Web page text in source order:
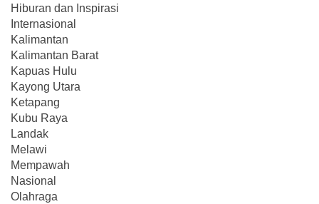
Hiburan dan Inspirasi
Internasional
Kalimantan
Kalimantan Barat
Kapuas Hulu
Kayong Utara
Ketapang
Kubu Raya
Landak
Melawi
Mempawah
Nasional
Olahraga